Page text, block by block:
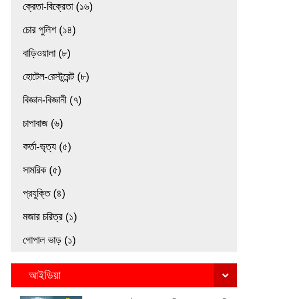
ক্রেতা-বিক্রেতা (১৬)
চোর পুলিশ (১৪)
বাড়িওয়ালা (৮)
হোটেল-রেস্টুরেন্ট (৮)
বিজ্ঞান-বিজ্ঞানী (৭)
চাপাবাজ (৬)
কর্তা-ভৃত্য (৫)
সামরিক (৫)
প্রযুক্তি (৪)
মজার চরিত্র (১)
গোপাল ভাড় (১)
আইডিয়া